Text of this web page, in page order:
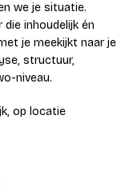
we je situatie.
die inhoudelijk én
je meekijkt naar je
structuur,
niveau.
op locatie